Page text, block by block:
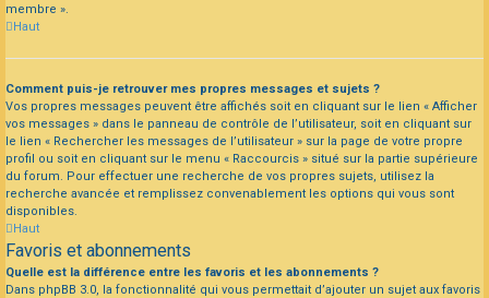
membre ».
Haut
Comment puis-je retrouver mes propres messages et sujets ?
Vos propres messages peuvent être affichés soit en cliquant sur le lien « Afficher
vos messages » dans le panneau de contrôle de l’utilisateur, soit en cliquant sur
le lien « Rechercher les messages de l’utilisateur » sur la page de votre propre
profil ou soit en cliquant sur le menu « Raccourcis » situé sur la partie supérieure
du forum. Pour effectuer une recherche de vos propres sujets, utilisez la
recherche avancée et remplissez convenablement les options qui vous sont
disponibles.
Haut
Favoris et abonnements
Quelle est la différence entre les favoris et les abonnements ?
Dans phpBB 3.0, la fonctionnalité qui vous permettait d’ajouter un sujet aux favoris